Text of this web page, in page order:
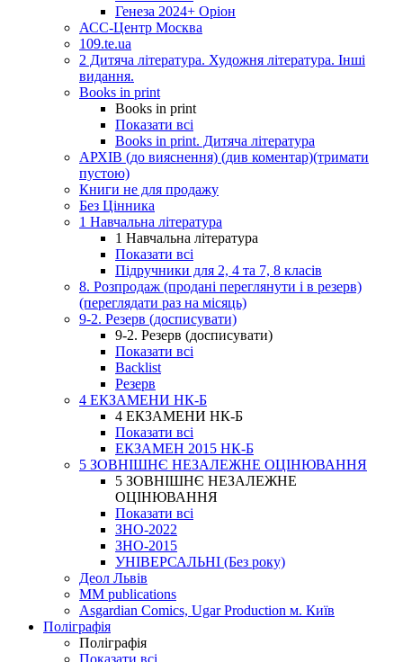
Генеза 2024+ Оріон
АСС-Центр Москва
109.te.ua
2 Дитяча література. Художня література. Інші
видання.
Books in print
Books in print
Показати всі
Books in print. Дитяча література
АРХІВ (до вияснення) (див коментар)(тримати
пустою)
Книги не для продажу
Без Цінника
1 Навчальна література
1 Навчальна література
Показати всі
Підручники для 2, 4 та 7, 8 класів
8. Розпродаж (продані переглянути і в резерв)
(переглядати раз на місяць)
9-2. Резерв (досписувати)
9-2. Резерв (досписувати)
Показати всі
Backlist
Резерв
4 ЕКЗАМЕНИ НК-Б
4 ЕКЗАМЕНИ НК-Б
Показати всі
ЕКЗАМЕН 2015 НК-Б
5 ЗОВНІШНЄ НЕЗАЛЕЖНЕ ОЦІНЮВАННЯ
5 ЗОВНІШНЄ НЕЗАЛЕЖНЕ
ОЦІНЮВАННЯ
Показати всі
ЗНО-2022
ЗНО-2015
УНІВЕРСАЛЬНІ (Без року)
Деол Львів
MM publications
Asgardian Comics, Ugar Production м. Київ
Поліграфія
Поліграфія
Показати всі